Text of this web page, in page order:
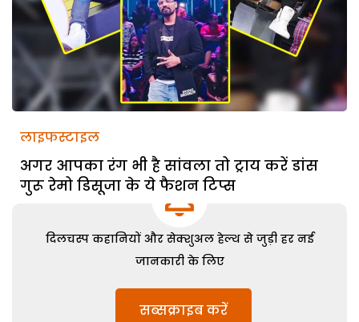
लाइफस्टाइल
अगर आपका रंग भी है सांवला तो ट्राय करें डांस
गुरू रेमो डिसूजा के ये फैशन टिप्स
दिलचस्प कहानियों और सेक्शुअल हेल्थ से जुड़ी हर नई
जानकारी के लिए
सब्सक्राइब करें